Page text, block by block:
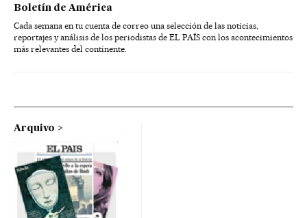
Boletín de América
Cada semana en tu cuenta de correo una selección de las noticias,
reportajes y análisis de los periodistas de EL PAÍS con los acontecimientos
más relevantes del continente.
Arquivo